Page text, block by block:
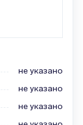
не указано
не указано
не указано